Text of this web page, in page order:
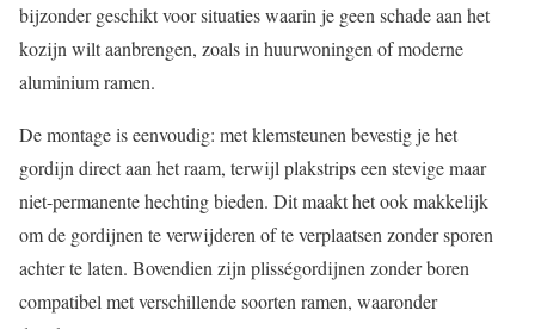
bijzonder geschikt voor situaties waarin je geen schade aan het
kozijn wilt aanbrengen, zoals in huurwoningen of moderne
aluminium ramen.
De montage is eenvoudig: met klemsteunen bevestig je het
gordijn direct aan het raam, terwijl plakstrips een stevige maar
niet-permanente hechting bieden. Dit maakt het ook makkelijk
om de gordijnen te verwijderen of te verplaatsen zonder sporen
achter te laten. Bovendien zijn plisségordijnen zonder boren
compatibel met verschillende soorten ramen, waaronder